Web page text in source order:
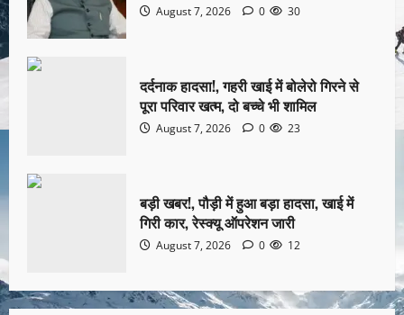
August 7, 2026 0 30
दर्दनाक हादसा!, गहरी खाई में बोलेरो गिरने से
पूरा परिवार खत्म, दो बच्चे भी शामिल
August 7, 2026 0 23
बड़ी खबर!, पौड़ी में हुआ बड़ा हादसा, खाई में
गिरी कार, रेस्क्यू ऑपरेशन जारी
August 7, 2026 0 12